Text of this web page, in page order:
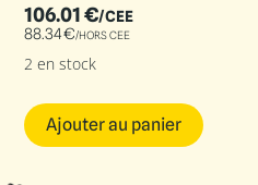
106.01€/CEE
88.34€/HORS CEE
2 en stock
Ajouter au panier